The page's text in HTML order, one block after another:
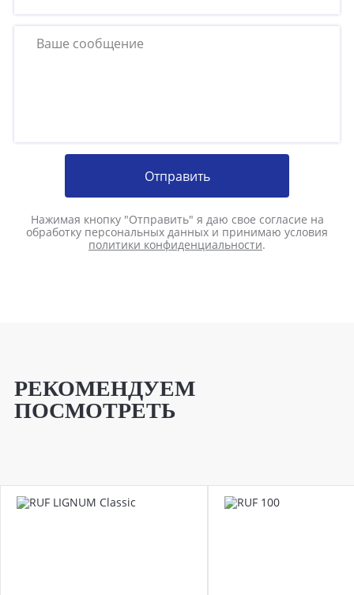
Отправить
Нажимая кнопку "Отправить" я даю свое согласие на
обработку персональных данных и принимаю условия
политики конфиденциальности.
РЕКОМЕНДУЕМ
ПОСМОТРЕТЬ